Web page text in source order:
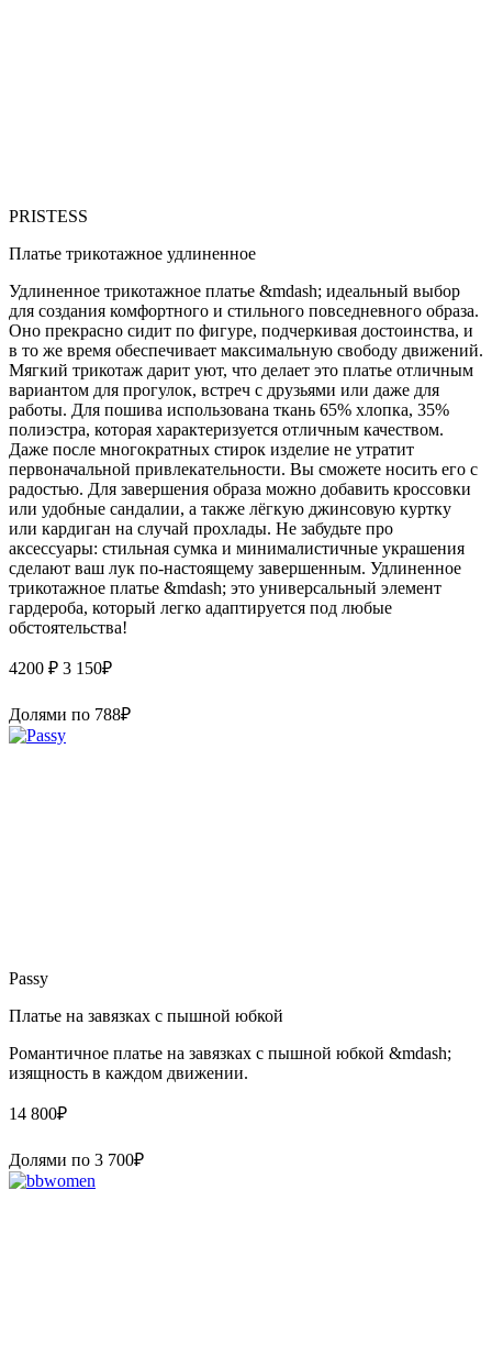
PRISTESS
Платье трикотажное удлиненное
Удлиненное трикотажное платье &mdash; идеальный выбор
для создания комфортного и стильного повседневного образа.
Оно прекрасно сидит по фигуре, подчеркивая достоинства, и
в то же время обеспечивает максимальную свободу движений.
Мягкий трикотаж дарит уют, что делает это платье отличным
вариантом для прогулок, встреч с друзьями или даже для
работы. Для пошива использована ткань 65% хлопка, 35%
полиэстра, которая характеризуется отличным качеством.
Даже после многократных стирок изделие не утратит
первоначальной привлекательности. Вы сможете носить его с
радостью. Для завершения образа можно добавить кроссовки
или удобные сандалии, а также лёгкую джинсовую куртку
или кардиган на случай прохлады. Не забудьте про
аксессуары: стильная сумка и минималистичные украшения
сделают ваш лук по-настоящему завершенным. Удлиненное
трикотажное платье &mdash; это универсальный элемент
гардероба, который легко адаптируется под любые
обстоятельства!
4200 ₽ 3 150₽
Долями по 788₽
Passy
Платье на завязках с пышной юбкой
Романтичное платье на завязках с пышной юбкой &mdash;
изящность в каждом движении.
14 800₽
Долями по 3 700₽